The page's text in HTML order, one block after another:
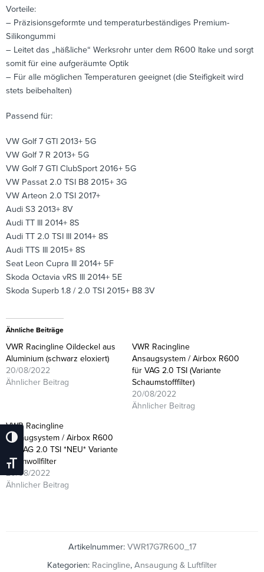
Umschalten Auf Hohe Kontraste
Schrift Vergrößern
Vorteile:
– Präzisionsgeformte und temperaturbeständiges Premium-
Silikongummi
– Leitet das „häßliche“ Werksrohr unter dem R600 Itake und sorgt
somit für eine aufgeräumte Optik
– Für alle möglichen Temperaturen geeignet (die Steifigkeit wird
stets beibehalten)
Passend für:
VW Golf 7 GTI 2013+ 5G
VW Golf 7 R 2013+ 5G
VW Golf 7 GTI ClubSport 2016+ 5G
VW Passat 2.0 TSI B8 2015+ 3G
VW Arteon 2.0 TSI 2017+
Audi S3 2013+ 8V
Audi TT III 2014+ 8S
Audi TT 2.0 TSI III 2014+ 8S
Audi TTS III 2015+ 8S
Seat Leon Cupra III 2014+ 5F
Skoda Octavia vRS III 2014+ 5E
Skoda Superb 1.8 / 2.0 TSI 2015+ B8 3V
Ähnliche Beiträge
VWR Racingline Oildeckel aus
Aluminium (schwarz eloxiert)
20/08/2022
Ähnlicher Beitrag
VWR Racingline
Ansaugsystem / Airbox R600
für VAG 2.0 TSI (Variante
Schaumstofffilter)
20/08/2022
Ähnlicher Beitrag
VWR Racingline
Ansaugsystem / Airbox R600
für VAG 2.0 TSI *NEU* Variante
Baumwollfilter
20/08/2022
Ähnlicher Beitrag
Artikelnummer: VWR17G7R600_17
Kategorien: Racingline, Ansaugung & Luftfilter